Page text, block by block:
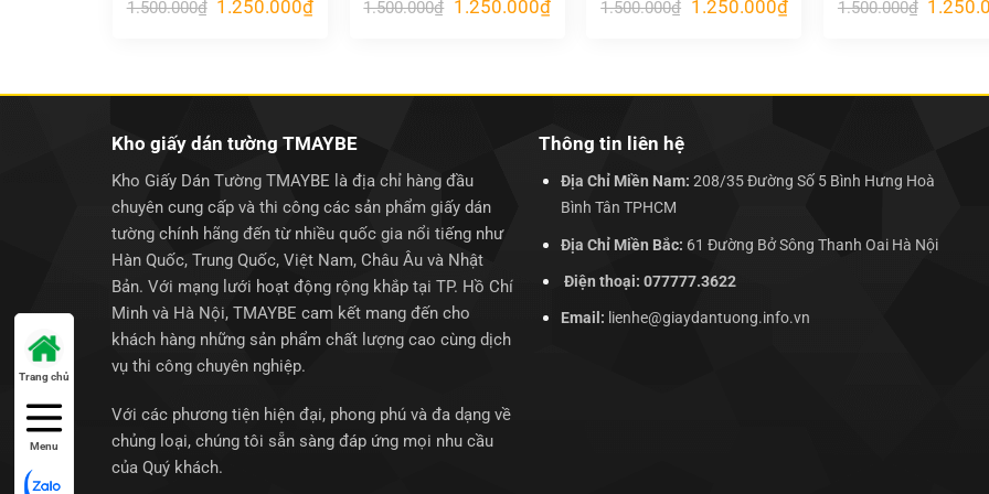
1.500.000₫ Giá
1.250.000₫Giá
1.500.000₫ Giá
1.250.000₫Giá
hiện
1.500.000₫ Giá
1.250.000₫Giá
hiện
1.500.000₫ Giá
Kho giấy dán tường TMAYBE
Kho Giấy Dán Tường TMAYBE là địa chỉ hàng đầu
chuyên cung cấp và thi công các sản phẩm giấy dán
tường chính hãng đến từ nhiều quốc gia nổi tiếng như
Hàn Quốc, Trung Quốc, Việt Nam, Châu Âu và Nhật
Bản. Với mạng lưới hoạt động rộng khắp tại TP. Hồ Chí
Minh và Hà Nội, TMAYBE cam kết mang đến cho
khách hàng những sản phẩm chất lượng cao cùng dịch
vụ thi công chuyên nghiệp.
Với các phương tiện hiện đại, phong phú và đa dạng về
chủng loại, chúng tôi sẵn sàng đáp ứng mọi nhu cầu
của Quý khách.
Thông tin liên hệ
Địa Chỉ Miền Nam: 208/35 Đường Số 5 Bình Hưng Hoà
Bình Tân TPHCM
Địa Chỉ Miền Bắc: 61 Đường Bở Sông Thanh Oai Hà Nội
Điện thoại: 077777.3622
Email: lienhe@giaydantuong.info.vn
Trang chủ
Menu